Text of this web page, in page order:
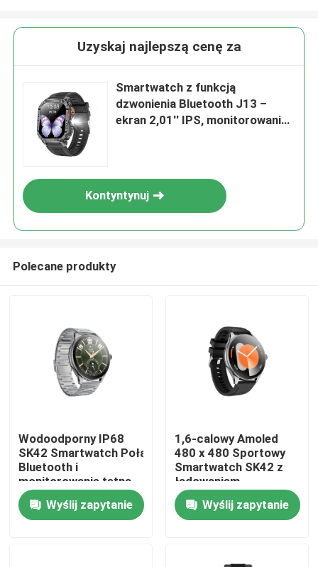
Dom
Produkty
Uzyskaj najlepszą cenę za
Smartwatch z funkcją
dzwonienia Bluetooth J13 –
ekran 2,01'' IPS, monitorowanie
Kontyntynuj
Polecane produkty
Wodoodporny IP68
SK42 Smartwatch Połączenia
Bluetooth i
monitorowanie tętna
Tlen we krwi
Wyślij zapytanie
1,6-calowy Amoled
480 x 480 Sportowy
Smartwatch SK42 z
ładowaniem
magnetycznym i
przypomnieniem o
braku aktywności
Wyślij zapytanie